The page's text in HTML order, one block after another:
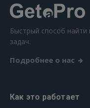
Быстрый способ
задач.
Подробнее о нас
Как это работает